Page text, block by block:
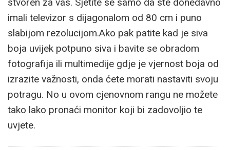
imali televizor s dijagonalom od 80 cm i puno
slabijom rezolucijom.Ako pak patite kad je siva
boja uvijek potpuno siva i bavite se obradom
fotografija ili multimedije gdje je vjernost boja od
izrazite važnosti, onda ćete morati nastaviti svoju
potragu. No u ovom cjenovnom rangu ne možete
tako lako pronaći monitor koji bi zadovoljio te
uvjete.